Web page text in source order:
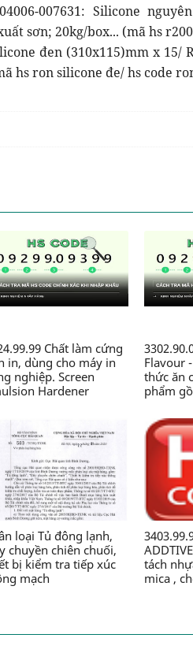
007631: Silicone
sơn; 20kg/box... (mã hs
đen (310x115)mm x
hs ron silicone đe/ hs code
Chất làm cứng
in, dùng cho máy in
nghiệp. Screen
Hardener
phẩm hóa học thành
có chứa Glyoxal, axit
dạng lỏng, dùng
công nghiệp in -
ty TNHH Nhãn mác
Bao bì Maxim Việt Nam
Flavour
thức ăn
phẩm
gói 2kg/
sản
nuôi -
CN
Xương
loại Tủ đông lạnh,
chuyền chiên chuối,
bị kiểm tra tiếp xúc
mạch
tách
mica ,
thành